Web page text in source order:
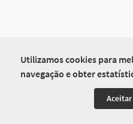
Utilizamos cookies para
navegação e obter